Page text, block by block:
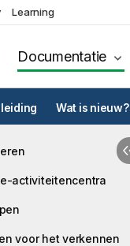
Learning
Documentatie
Wat is nieuw?
activiteitencentra
voor het verkennen